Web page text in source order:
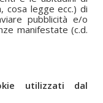
cosa legge ecc.) di
pubblicità e/o
manifestate (c.d.
utilizzati dal